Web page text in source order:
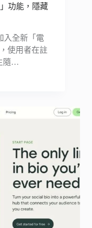
功能，隱藏
入全新「電
使用者在註
隨…